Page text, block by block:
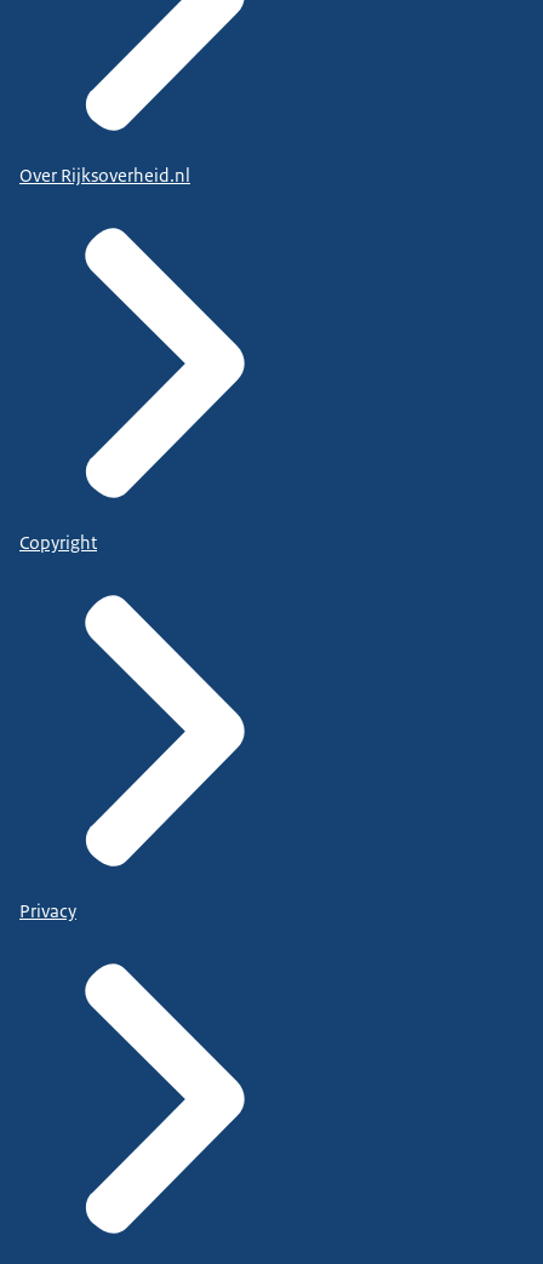
Over Rijksoverheid.nl
Copyright
Privacy